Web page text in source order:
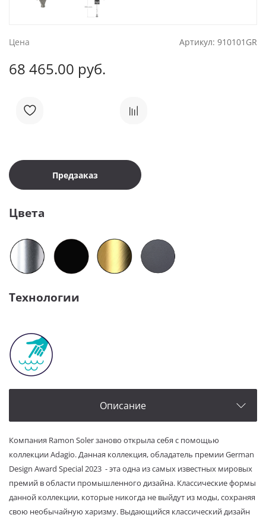
Цена Артикул: 910101GR
68 465.00 руб.
Предзаказ
Цвета
Технологии
Описание
Компания Ramon Soler заново открыла себя с помощью
коллекции Adagio. Данная коллекция, обладатель премии German
Design Award Special 2023 - эта одна из самых известных мировых
премий в области промышленного дизайна. Классические формы
данной коллекции, которые никогда не выйдут из моды, сохраняя
свою необычайную харизму. Выдающийся классический дизайн